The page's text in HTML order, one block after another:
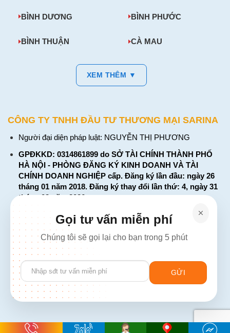
BÌNH DƯƠNG BÌNH PHƯỚC
BÌNH THUẬN CÀ MAU
XEM THÊM ▼
CÔNG TY TNHH ĐẦU TƯ THƯƠNG MẠI SARINA
Người đại diện pháp luật: NGUYỄN THỊ PHƯƠNG
GPĐKKD: 0314861899 do SỞ TÀI CHÍNH THÀNH PHỐ
HÀ NỘI - PHÒNG ĐĂNG KÝ KINH DOANH VÀ TÀI
CHÍNH DOANH NGHIỆP cấp. Đăng ký lần đầu: ngày 26
tháng 01 năm 2018. Đăng ký thay đổi lần thứ: 4, ngày 31
tháng 03 năm 2026
226 Đường Láng, Đống Đa, Hà Nội
137 Đường Hòa Hưng, Phường 12, Quận 10, TP. Hồ Chí
Minh
Hotline: 1900 2106 - 0386 001 001
Email:Giaiphap3g@gmail.com
Gọi tư vấn miễn phí
Chúng tôi sẽ gọi lại cho bạn trong 5 phút
Please
leave
field